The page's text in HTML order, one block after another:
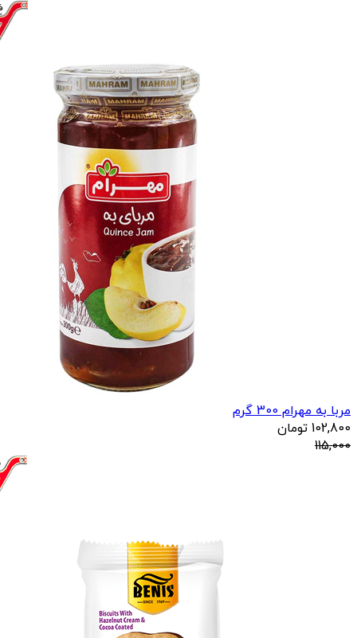
مربا به مهرام 300 گرم
102,800 تومان
115,000